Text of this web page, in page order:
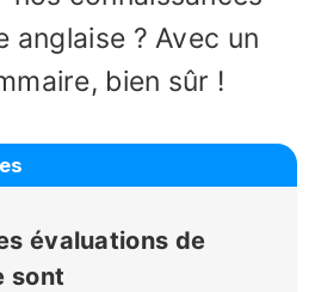
anglaise ? Avec un
bien sûr !
évaluations de
sont